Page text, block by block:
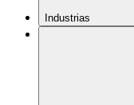
Industrias